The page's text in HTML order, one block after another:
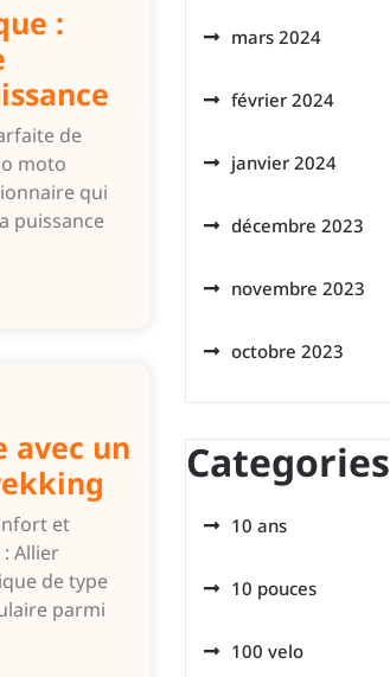
:
de
moto
qui
puissance
avec un
et
Allier
de type
parmi
mars 2024
février 2024
janvier 2024
décembre 2023
novembre 2023
octobre 2023
Categories
10 ans
10 pouces
100 velo